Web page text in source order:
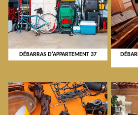
DÉBARRAS D'APPARTEMENT 37